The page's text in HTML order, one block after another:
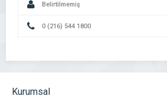
Belirtilmemiş
0 (216) 544 1800
Kurumsal